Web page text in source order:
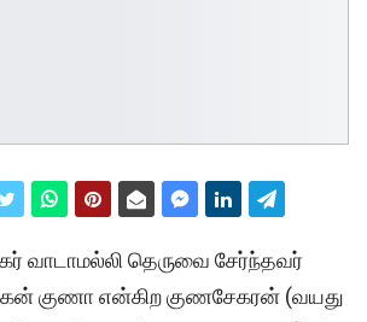
வாடாமல்லி தெருவை சேர்ந்தவர்
குணா என்கிற குணசேகரன் (வயது